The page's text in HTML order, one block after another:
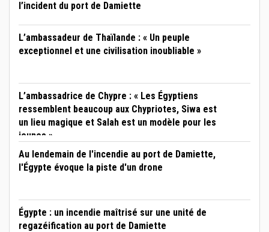
l’incident du port de Damiette
L’ambassadeur de Thaïlande : « Un peuple
exceptionnel et une civilisation inoubliable »
L’ambassadrice de Chypre : « Les Égyptiens
ressemblent beaucoup aux Chypriotes, Siwa est
un lieu magique et Salah est un modèle pour les
jeunes »
Au lendemain de l'incendie au port de Damiette,
l'Égypte évoque la piste d'un drone
Égypte : un incendie maîtrisé sur une unité de
regazéification au port de Damiette